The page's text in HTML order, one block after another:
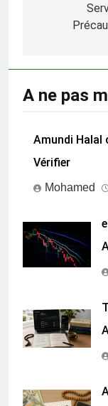
Amundi Halal
Vérifier
Mohamed